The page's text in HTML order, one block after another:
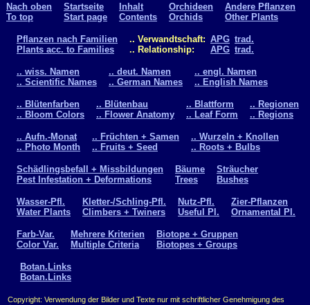
Nach oben
To top
Startseite
Start page
Inhalt
Contents
Orchideen
Orchids
Andere Pflanzen
Other Plants
Pflanzen nach Familien
Plants acc. to Families
.. Verwandtschaft:
.. Relationship:
APG
APG
trad.
trad.
.. wiss. Namen
.. Scientific Names
.. deut. Namen
.. German Names
.. engl. Namen
.. English Names
.. Blütenfarben
.. Bloom Colors
.. Blütenbau
.. Flower Anatomy
.. Blattform
.. Leaf Form
.. Regionen
.. Regions
.. Aufn.-Monat
.. Photo Month
.. Früchten + Samen
.. Fruits + Seed
.. Wurzeln + Knollen
.. Roots + Bulbs
Schädlingsbefall + Missbildungen
Pest Infestation + Deformations
Bäume
Trees
Sträucher
Bushes
Wasser-Pfl.
Water Plants
Kletter-/Schling-Pfl.
Climbers + Twiners
Nutz-Pfl.
Useful Pl.
Zier-Pflanzen
Ornamental Pl.
Farb-Var.
Color Var.
Mehrere Kriterien
Multiple Criteria
Biotope + Gruppen
Biotopes + Groups
Botan.Links
Botan.Links
Copyright: Verwendung der Bilder und Texte nur mit schriftlicher Genehmigung des